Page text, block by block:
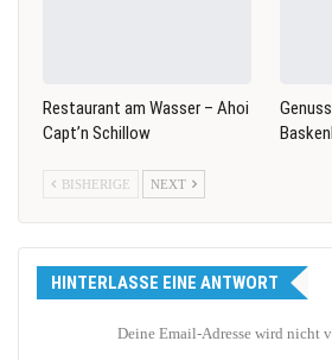
Restaurant am Wasser – Ahoi
Capt’n Schillow
BISHERIGE NEXT
HINTERLASSE EINE ANTWORT
Deine Email-Adresse wird nicht